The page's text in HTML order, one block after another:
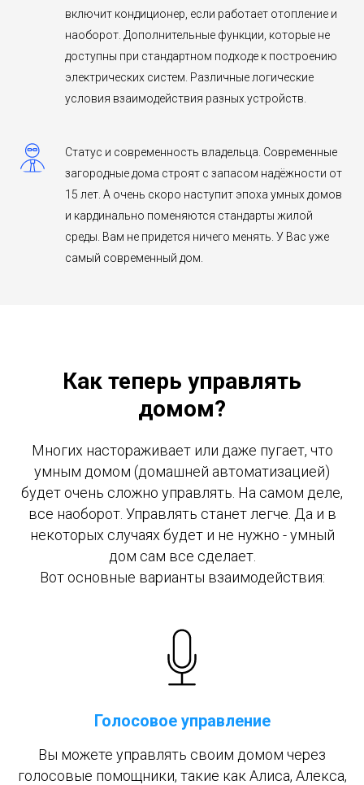
включит кондиционер, если работает отопление и
наоборот. Дополнительные функции, которые не
доступны при стандартном подходе к построению
электрических систем. Различные логические
условия взаимодействия разных устройств.
Статус и современность владельца. Современные
загородные дома строят с запасом надёжности от
15 лет. А очень скоро наступит эпоха умных домов
и кардинально поменяются стандарты жилой
среды. Вам не придется ничего менять. У Вас уже
самый современный дом.
Как теперь управлять
домом?
Многих настораживает или даже пугает, что
умным домом (домашней автоматизацией)
будет очень сложно управлять. На самом деле,
все наоборот. Управлять станет легче. Да и в
некоторых случаях будет и не нужно - умный
дом сам все сделает.
Вот основные варианты взаимодействия:
Голосовое управление
Вы можете управлять своим домом через
голосовые помощники, такие как Алиса, Алекса,